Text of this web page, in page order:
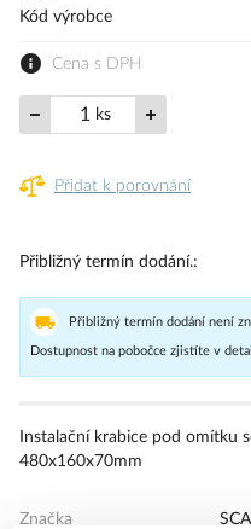
Kód výrobce
Cena s DPH
ks
Přidat k porovnání
Přibližný termín dodání.
Přibližný termín dodání není
Dostupnost na pobočce zjistíte v
Instalační krabice pod omítku
480x160x70mm
Značka